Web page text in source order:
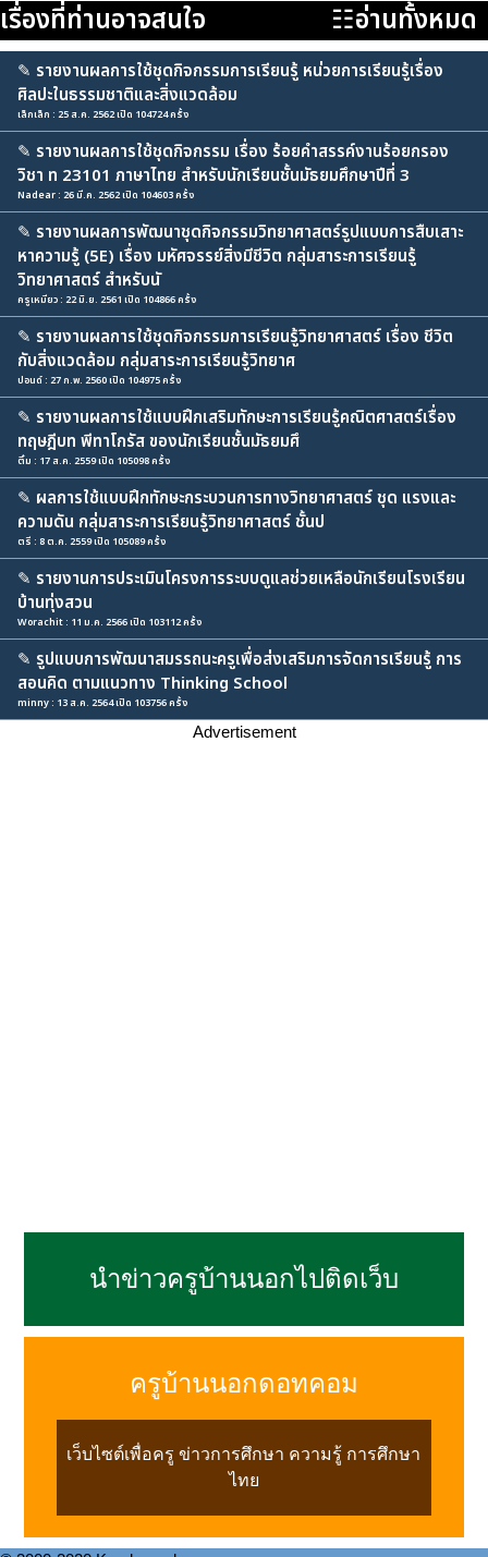
เรื่องที่ท่านอาจสนใจ ☷อ่านทั้งหมด
✎ รายงานผลการใช้ชุดกิจกรรมการเรียนรู้ หน่วยการเรียนรู้เรื่อง
ศิลปะในธรรมชาติและสิ่งแวดล้อม
เล็กเล็ก : 25 ส.ค. 2562 เปิด 104724 ครั้ง
✎ รายงานผลการใช้ชุดกิจกรรม เรื่อง ร้อยคำสรรค์งานร้อยกรอง
วิชา ท 23101 ภาษาไทย สำหรับนักเรียนชั้นมัธยมศึกษาปีที่ 3
Nadear : 26 มี.ค. 2562 เปิด 104603 ครั้ง
✎ รายงานผลการพัฒนาชุดกิจกรรมวิทยาศาสตร์รูปแบบการสืบเสาะ
หาความรู้ (5E) เรื่อง มหัศจรรย์สิ่งมีชีวิต กลุ่มสาระการเรียนรู้
วิทยาศาสตร์ สำหรับนั
ครูเหมียว : 22 มิ.ย. 2561 เปิด 104866 ครั้ง
✎ รายงานผลการใช้ชุดกิจกรรมการเรียนรู้วิทยาศาสตร์ เรื่อง ชีวิต
กับสิ่งแวดล้อม กลุ่มสาระการเรียนรู้วิทยาศ
ปอนด์ : 27 ก.พ. 2560 เปิด 104975 ครั้ง
✎ รายงานผลการใช้แบบฝึกเสริมทักษะการเรียนรู้คณิตศาสตร์เรื่อง
ทฤษฎีบท พีทาโกรัส ของนักเรียนชั้นมัธยมศึ
ติ๋ม : 17 ส.ค. 2559 เปิด 105098 ครั้ง
✎ ผลการใช้แบบฝึกทักษะกระบวนการทางวิทยาศาสตร์ ชุด แรงและ
ความดัน กลุ่มสาระการเรียนรู้วิทยาศาสตร์ ชั้นป
ตรี : 8 ต.ค. 2559 เปิด 105089 ครั้ง
✎ รายงานการประเมินโครงการระบบดูแลช่วยเหลือนักเรียนโรงเรียน
บ้านทุ่งสวน
Worachit : 11 ม.ค. 2566 เปิด 103112 ครั้ง
✎ รูปแบบการพัฒนาสมรรถนะครูเพื่อส่งเสริมการจัดการเรียนรู้ การ
สอนคิด ตามแนวทาง Thinking School
minny : 13 ส.ค. 2564 เปิด 103756 ครั้ง
Advertisement
นำข่าวครูบ้านนอกไปติดเว็บ
ครูบ้านนอกดอทคอม
เว็บไซต์เพื่อครู ข่าวการศึกษา ความรู้ การศึกษา
ไทย